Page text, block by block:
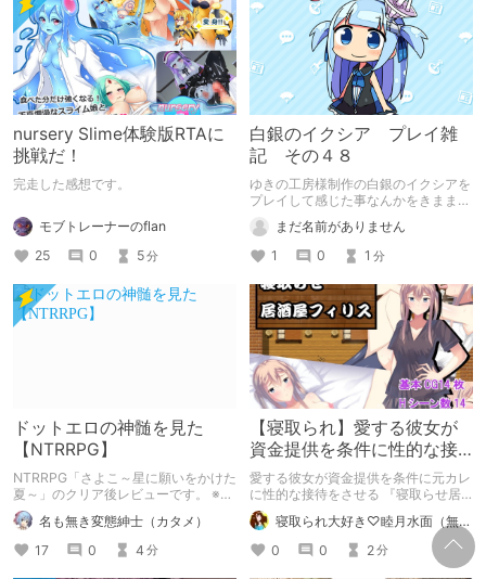
nursery Slime体験版RTAに
挑戦だ！
完走した感想です。
モブトレーナーのflan
25
0 5分
白銀のイクシア プレイ雑
記 その４８
ゆきの工房様制作の白銀のイクシアを
プレイして感じた事なんかをきままに
まだ名前がありません
1
0 1 分
ドットエロの神髄を見た
【NTRRPG】
NTRRPG「さよこ～星に願いをかけた
夏～」のクリア後レビューです。 ※ネ
タバレ注意。気になる方はご注意くだ
さい。名も無き変態紳士（カタメ）
17
0 4 分
【寝取られ】愛する彼女が
資金提供を条件に性的な接
待を！？寝取らせ居酒屋フ
ィリス【寝取らせ】
愛する彼女が資金提供を条件に元カレ
に性的な接待をさせる 『寝取らせ居
酒屋フィリス』の紹介まとめです。
寝取られ大好き♡睦月水面（無様や洗脳シチュも好きだよっ！）
0
0 2分